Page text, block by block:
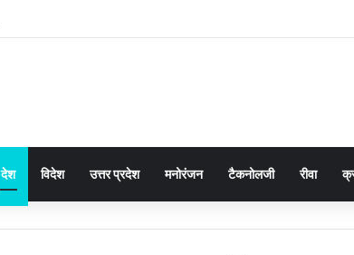
देश विदेश उत्तर प्रदेश मनोरंजन टैकनोलजी रीवा